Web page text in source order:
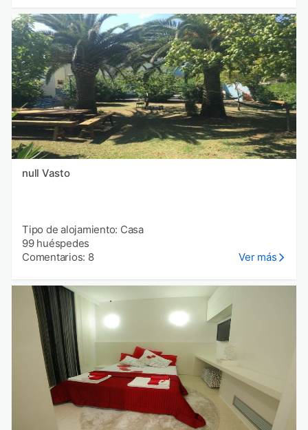
null Vasto
Tipo de alojamiento: Casa
99 huéspedes
Comentarios: 8
Ver más